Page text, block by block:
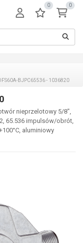
0 0
BJPC65536 - 1036820
nieprzelotowy 5/8",
65.536 impulsów/obrót,
aluminiowy